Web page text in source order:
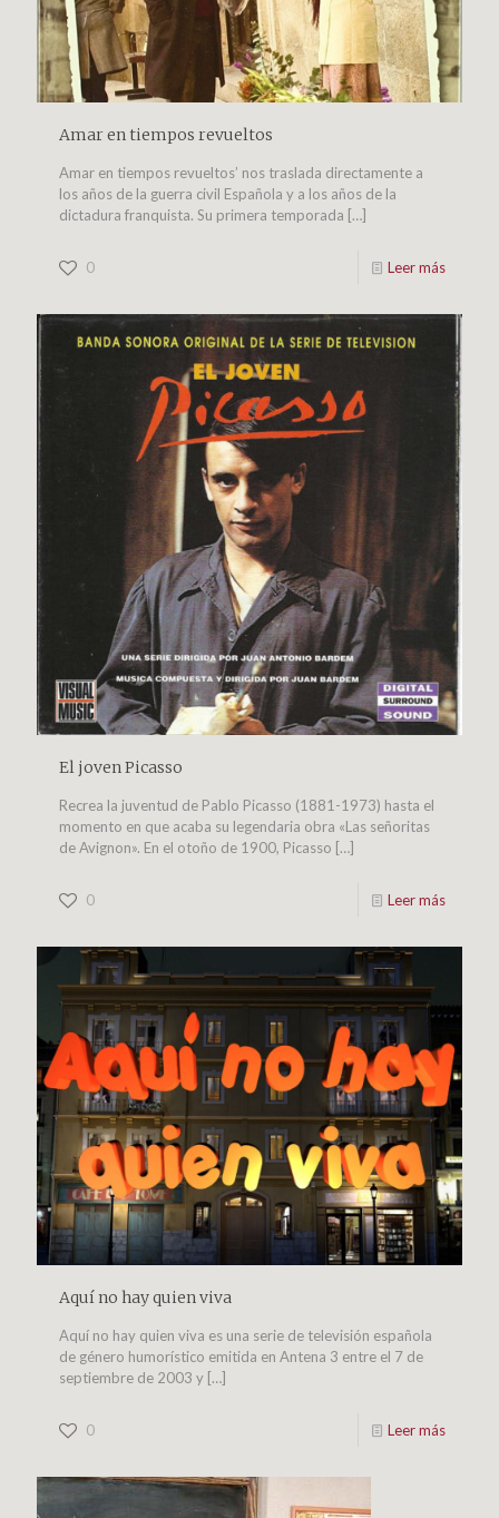
Amar en tiempos revueltos
Amar en tiempos revueltos’ nos traslada directamente a
los años de la guerra civil Española y a los años de la
dictadura franquista. Su primera temporada […]
0 Leer más
El joven Picasso
Recrea la juventud de Pablo Picasso (1881-1973) hasta el
momento en que acaba su legendaria obra «Las señoritas
de Avignon». En el otoño de 1900, Picasso […]
0 Leer más
Aquí no hay quien viva
Aquí no hay quien viva es una serie de televisión española
de género humorístico emitida en Antena 3 entre el 7 de
septiembre de 2003 y […]
0 Leer más